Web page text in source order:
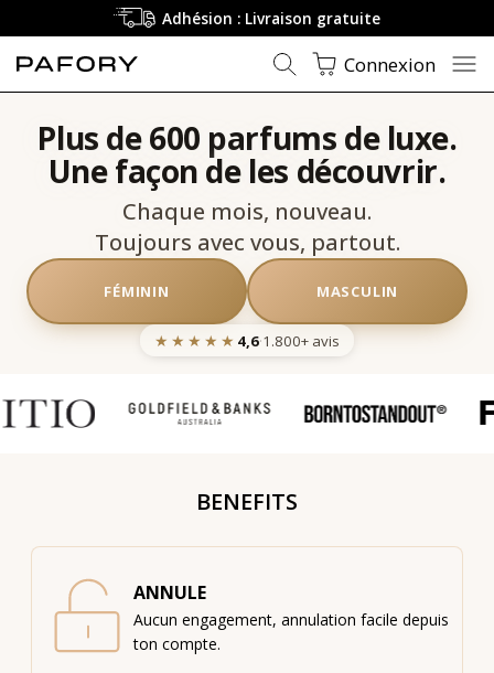
Adhésion : Livraison gratuite
Connexion
Plus de 600 parfums de luxe.
Une façon de les découvrir.
Chaque mois, nouveau.
Toujours avec vous, partout.
FÉMININ MASCULIN
★★★★★ 4,6·1.800+ avis
BENEFITS
ANNULE
Aucun engagement, annulation facile depuis
ton compte.